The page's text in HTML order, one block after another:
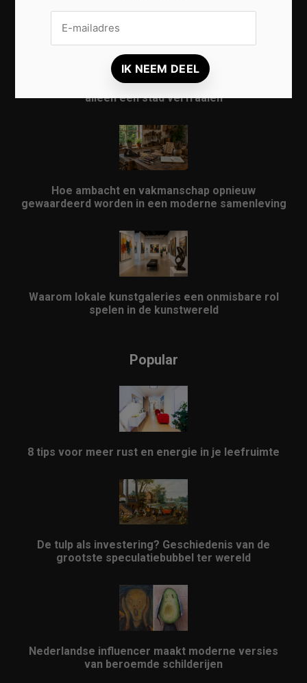
Waarom kunst in openbare ruimtes meer doet dan
alleen een stad verfraaien
Hoe ambacht en vakmanschap opnieuw
gewaardeerd worden in een moderne samenleving
Waarom lokale kunstgaleries een onmisbare rol
spelen in de kunstwereld
Popular
8 tips voor meer rust en energie in je leefruimte
De tulp als investering? Geschiedenis van de
grootste speculatiebubbel ter wereld
Nederlandse influencer maakt moderne versies
van beroemde schilderijen